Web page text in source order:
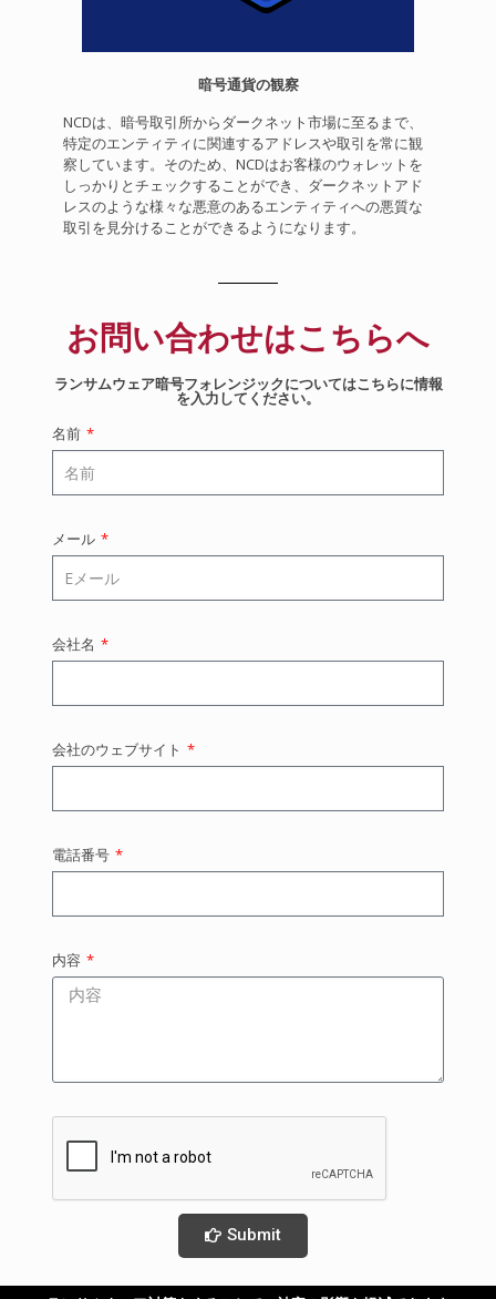
暗号通貨の観察
NCDは、暗号取引所からダークネット市場に至るまで、
特定のエンティティに関連するアドレスや取引を常に観
察しています。そのため、NCDはお客様のウォレットを
しっかりとチェックすることができ、ダークネットアド
レスのような様々な悪意のあるエンティティへの悪質な
取引を見分けることができるようになります。
お問い合わせはこちらへ
ランサムウェア暗号フォレンジックについてはこちらに情報
を入力してください。
名前
メール
会社名
会社のウェブサイト
電話番号
内容
Submit